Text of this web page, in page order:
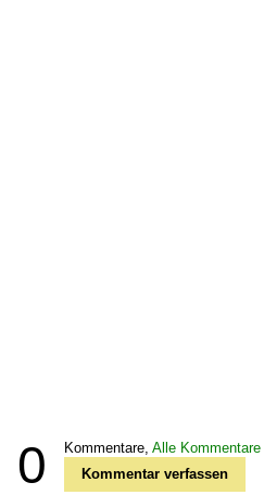
0 Kommentare, Alle Kommentare
Kommentar verfassen